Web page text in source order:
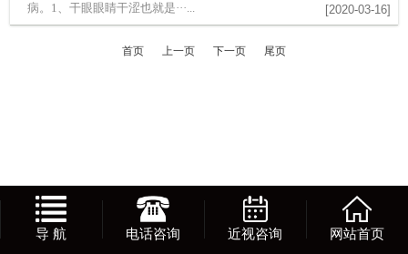
病。1、干眼眼睛干涩也就是···...
[2020-03-16]
首页 上一页 下一页 尾页
导 航 电话咨询 近视咨询 网站首页